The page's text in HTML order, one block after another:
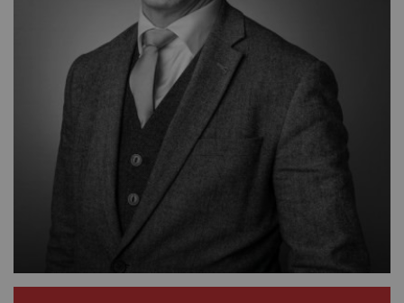
Så hotas den svenska kurslitteraturen
Studora
Kurslitteratur för Yrkeshögskolan
Kompetensutveckling
Prova demoprodukter
Organisation och ledning
Jobba hos oss